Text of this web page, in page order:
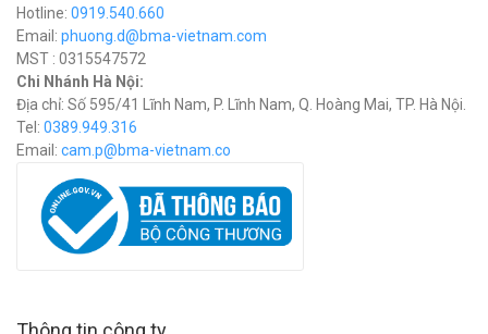
Hotline: 0919.540.660
Email: phuong.d@bma-vietnam.com
MST : 0315547572
Chi Nhánh Hà Nội:
Địa chỉ: Số 595/41 Lĩnh Nam, P. Lĩnh Nam, Q. Hoàng Mai, TP. Hà Nội.
Tel: 0389.949.316
Email: cam.p@bma-vietnam.co